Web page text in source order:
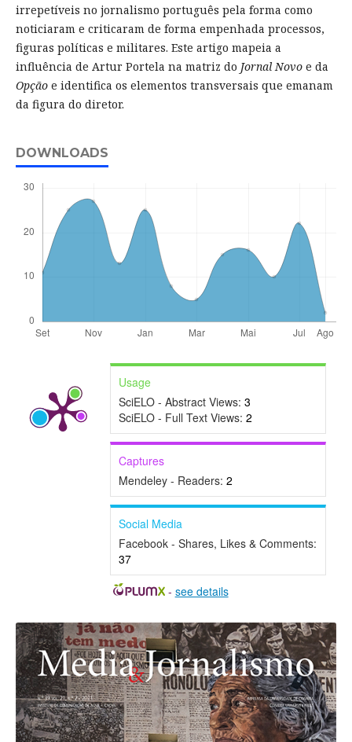
irrepetíveis no jornalismo português pela forma como
noticiaram e criticaram de forma empenhada processos,
figuras políticas e militares. Este artigo mapeia a
influência de Artur Portela na matriz do Jornal Novoe da
Opçãoe identifica os elementos transversais que emanam
da figura do diretor.
DOWNLOADS
Usage
SciELO - Abstract Views: 3
SciELO - Full Text Views: 2
Captures
Mendeley - Readers: 2
Social Media
Facebook - Shares, Likes & Comments:
37
- see details